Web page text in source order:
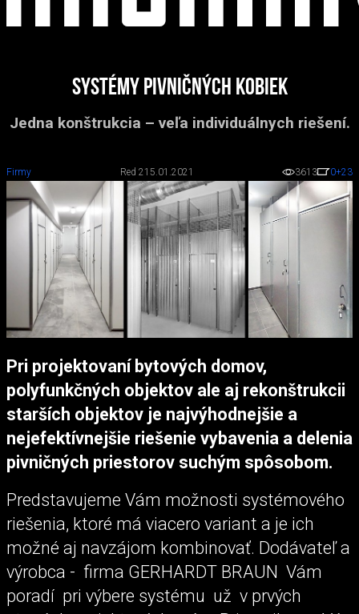
Systémy pivničných kobiek
Jedna konštrukcia – veľa individuálnych riešení.
Firmy Red 215.01.2021 3613 0+23
Pri projektovaní bytových domov,
polyfunkčných objektov ale aj rekonštrukcii
starších objektov je najvýhodnejšie a
nejefektívnejšie riešenie vybavenia a delenia
pivničných priestorov suchým spôsobom.
Predstavujeme Vám možnosti systémového
riešenia, ktoré má viacero variant a je ich
možné aj navzájom kombinovať. Dodávateľ a
výrobca - firma GERHARDT BRAUN Vám
poradí pri výbere systému už v prvých